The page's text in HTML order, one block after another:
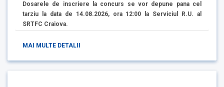
Dosarele de inscriere la concurs se vor depune pana cel
tarziu la data de 14.08.2026, ora 12:00 la Serviciul R.U. al
SRTFC Craiova.
MAI MULTE DETALII